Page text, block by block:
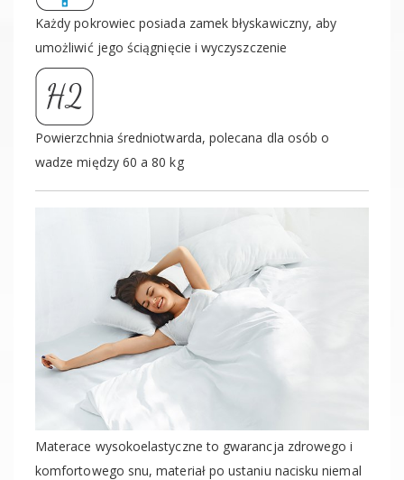
Każdy pokrowiec posiada zamek błyskawiczny, aby
umożliwić jego ściągnięcie i wyczyszczenie
Powierzchnia średniotwarda, polecana dla osób o
wadze między 60 a 80 kg
Materace wysokoelastyczne to gwarancja zdrowego i
komfortowego snu, materiał po ustaniu nacisku niemal